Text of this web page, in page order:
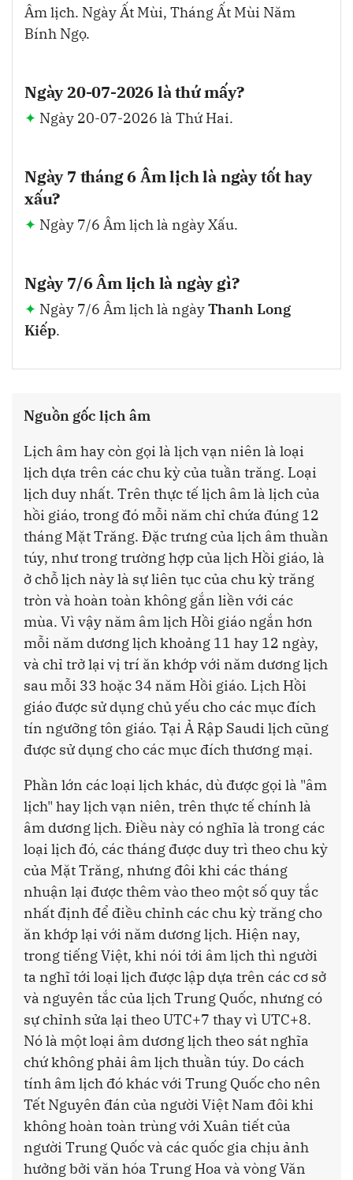
Âm lịch. Ngày Ất Mùi, Tháng Ất Mùi Năm
Bính Ngọ.
Ngày 20-07-2026 là thứ mấy?
Ngày 20-07-2026 là Thứ Hai.
Ngày 7 tháng 6 Âm lịch là ngày tốt hay
xấu?
Ngày 7/6 Âm lịch là ngày Xấu.
Ngày 7/6 Âm lịch là ngày gì?
Ngày 7/6 Âm lịch là ngàyThanh Long
Kiếp.
Nguồn gốc lịch âm
Lịch âm hay còn gọi là lịch vạn niên là loại
lịch dựa trên các chu kỳ của tuần trăng. Loại
lịch duy nhất. Trên thực tế lịch âm là lịch của
hồi giáo, trong đó mỗi năm chỉ chứa đúng 12
tháng Mặt Trăng. Đặc trưng của lịch âm thuần
túy, như trong trường hợp của lịch Hồi giáo, là
ở chỗ lịch này là sự liên tục của chu kỳ trăng
tròn và hoàn toàn không gắn liền với các
mùa. Vì vậy năm âm lịch Hồi giáo ngắn hơn
mỗi năm dương lịch khoảng 11 hay 12 ngày,
và chỉ trở lại vị trí ăn khớp với năm dương lịch
sau mỗi 33 hoặc 34 năm Hồi giáo. Lịch Hồi
giáo được sử dụng chủ yếu cho các mục đích
tín ngưỡng tôn giáo. Tại Ả Rập Saudi lịch cũng
được sử dụng cho các mục đích thương mại.
Phần lớn các loại lịch khác, dù được gọi là "âm
lịch" hay lịch vạn niên, trên thực tế chính là
âm dương lịch. Điều này có nghĩa là trong các
loại lịch đó, các tháng được duy trì theo chu kỳ
của Mặt Trăng, nhưng đôi khi các tháng
nhuận lại được thêm vào theo một số quy tắc
nhất định để điều chỉnh các chu kỳ trăng cho
ăn khớp lại với năm dương lịch. Hiện nay,
trong tiếng Việt, khi nói tới âm lịch thì người
ta nghĩ tới loại lịch được lập dựa trên các cơ sở
và nguyên tắc của lịch Trung Quốc, nhưng có
sự chỉnh sửa lại theo UTC+7 thay vì UTC+8.
Nó là một loại âm dương lịch theo sát nghĩa
chứ không phải âm lịch thuần túy. Do cách
tính âm lịch đó khác với Trung Quốc cho nên
Tết Nguyên đán của người Việt Nam đôi khi
không hoàn toàn trùng với Xuân tiết của
người Trung Quốc và các quốc gia chịu ảnh
hưởng bởi văn hóa Trung Hoa và vòng Văn